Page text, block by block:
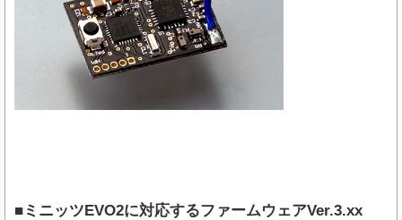
■ミニッツEVO2に対応するファームウェアVer.3.xx